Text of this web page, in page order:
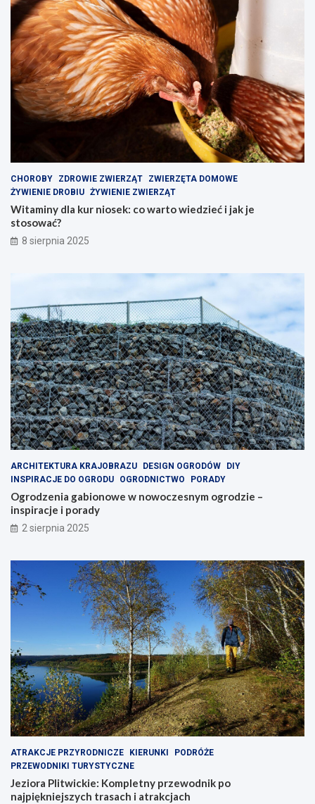
CHOROBY ZDROWIE ZWIERZĄT
ZWIERZĘTA DOMOWE
ŻYWIENIE DROBIU ŻYWIENIE ZWIERZĄT
Witaminy dla kur niosek: co warto wiedzieć i jak je
stosować?
8 sierpnia 2025
ARCHITEKTURA KRAJOBRAZU DESIGN OGRODÓW
DIY
INSPIRACJE DO OGRODU
OGRODNICTWO PORADY
Ogrodzenia gabionowe w nowoczesnym ogrodzie –
inspiracje i porady
2 sierpnia 2025
ATRAKCJE PRZYRODNICZE KIERUNKI
PODRÓŻE
PRZEWODNIKI TURYSTYCZNE
Jeziora Plitwickie: Kompletny przewodnik po
najpiękniejszych trasach i atrakcjach